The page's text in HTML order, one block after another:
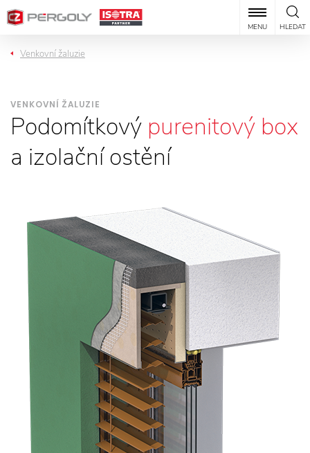
HLEDAT
MENU
Venkovní žaluzie
VENKOVNÍ ŽALUZIE
Podomítkový purenitový box
a izolační ostění